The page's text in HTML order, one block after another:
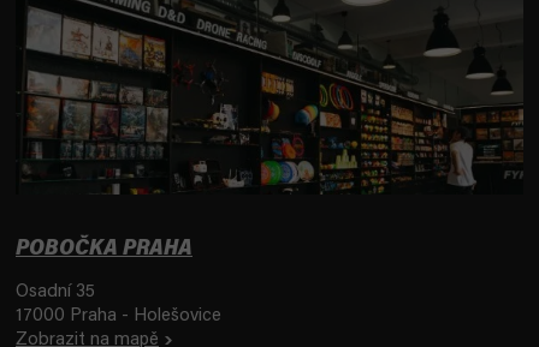
POBOČKA PRAHA
Osadní 35
17000 Praha - Holešovice
Zobrazit na mapě